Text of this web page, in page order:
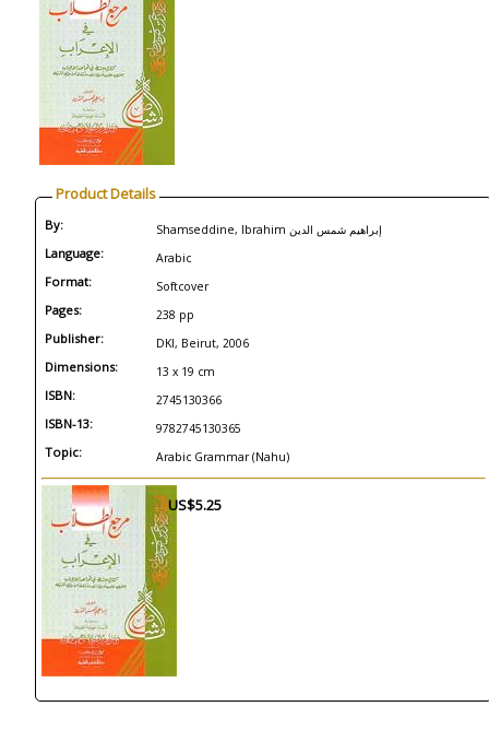
Product Details
By: Shamseddine, Ibrahim إبراهيم شمس الدين
Language: Arabic
Format: Softcover
Pages: 238 pp
Publisher: DKI, Beirut, 2006
Dimensions: 13 x 19 cm
ISBN: 2745130366
ISBN-13: 9782745130365
Topic: Arabic Grammar (Nahu)
US$5.25